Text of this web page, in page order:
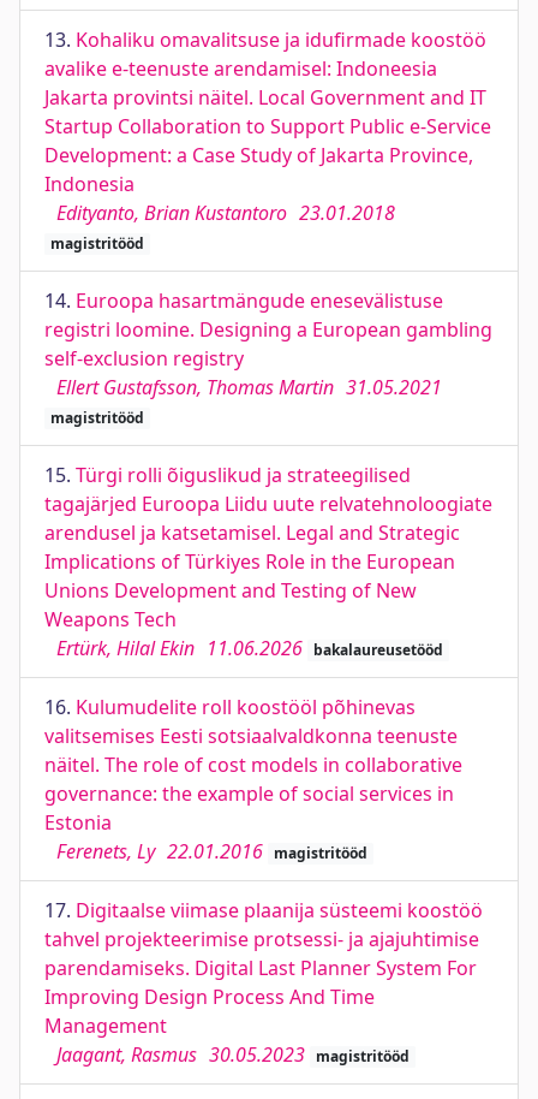
13. Kohaliku omavalitsuse ja idufirmade koostöö
avalike e-teenuste arendamisel: Indoneesia
Jakarta provintsi näitel. Local Government and IT
Startup Collaboration to Support Public e-Service
Development: a Case Study of Jakarta Province,
Indonesia
Edityanto, Brian Kustantoro 23.01.2018
magistritööd
14. Euroopa hasartmängude enesevälistuse
registri loomine. Designing a European gambling
self-exclusion registry
Ellert Gustafsson, Thomas Martin 31.05.2021
magistritööd
15. Türgi rolli õiguslikud ja strateegilised
tagajärjed Euroopa Liidu uute relvatehnoloogiate
arendusel ja katsetamisel. Legal and Strategic
Implications of Türkiyes Role in the European
Unions Development and Testing of New
Weapons Tech
Ertürk, Hilal Ekin 11.06.2026 bakalaureusetööd
16. Kulumudelite roll koostööl põhinevas
valitsemises Eesti sotsiaalvaldkonna teenuste
näitel. The role of cost models in collaborative
governance: the example of social services in
Estonia
Ferenets, Ly 22.01.2016 magistritööd
17. Digitaalse viimase plaanija süsteemi koostöö
tahvel projekteerimise protsessi- ja ajajuhtimise
parendamiseks. Digital Last Planner System For
Improving Design Process And Time
Management
Jaagant, Rasmus 30.05.2023 magistritööd